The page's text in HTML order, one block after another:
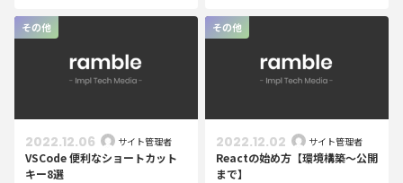
その他
VSCode 便利なショートカット
キー8選
2022.12.06 サイト管理者
その他
Reactの始め方【環境構築〜公開
まで】
2022.12.02 サイト管理者